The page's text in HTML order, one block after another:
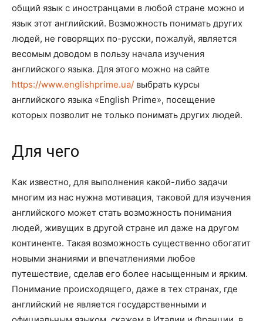
общий язык с иностранцами в любой стране можно и
язык этот английский. Возможность понимать других
людей, не говорящих по-русски, пожалуй, является
весомым доводом в пользу начала изучения
английского языка. Для этого можно на сайте
https://www.englishprime.ua/ выбрать курсы
английского языка «English Prime», посещение
которых позволит не только понимать других людей.
Для чего
Как известно, для выполнения какой-либо задачи
многим из нас нужна мотивация, таковой для изучения
английского может стать возможность понимания
людей, живущих в другой стране ил даже на другом
континенте. Такая возможность существенно обогатит
новыми знаниями и впечатлениями любое
путешествие, сделав его более насыщенным и ярким.
Понимание происходящего, даже в тех странах, где
английский не является государственными и